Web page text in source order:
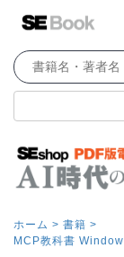
ホーム > 書籍 >
MCP教科書